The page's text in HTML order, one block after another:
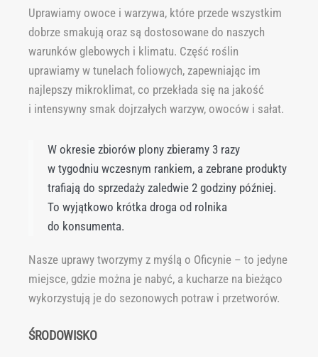
Uprawiamy owoce i warzywa, które przede wszystkim
dobrze smakują oraz są dostosowane do naszych
warunków glebowych i klimatu. Część roślin
uprawiamy w tunelach foliowych, zapewniając im
najlepszy mikroklimat, co przekłada się na jakość
i intensywny smak dojrzałych warzyw, owoców i sałat.
W okresie zbiorów plony zbieramy 3 razy
w tygodniu wczesnym rankiem, a zebrane produkty
trafiają do sprzedaży zaledwie 2 godziny później.
To wyjątkowo krótka droga od rolnika
do konsumenta.
Nasze uprawy tworzymy z myślą o Oficynie – to jedyne
miejsce, gdzie można je nabyć, a kucharze na bieżąco
wykorzystują je do sezonowych potraw i przetworów.
ŚRODOWISKO